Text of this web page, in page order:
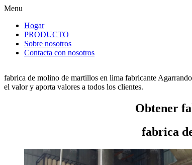
Menu
Hogar
PRODUCTO
Sobre nosotros
Contacta con nosotros
fabrica de molino de martillos en lima fabricante
el valor y aporta valores a todos los clientes.
Obtener
fabrica